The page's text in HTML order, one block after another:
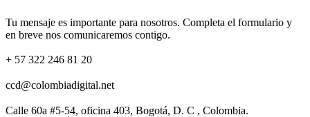
Tu mensaje es importante para nosotros. Completa el formulario y
en breve nos comunicaremos contigo.
+ 57 322 246 81 20
ccd@colombiadigital.net
Calle 60a #5-54, oficina 403, Bogotá, D. C , Colombia.